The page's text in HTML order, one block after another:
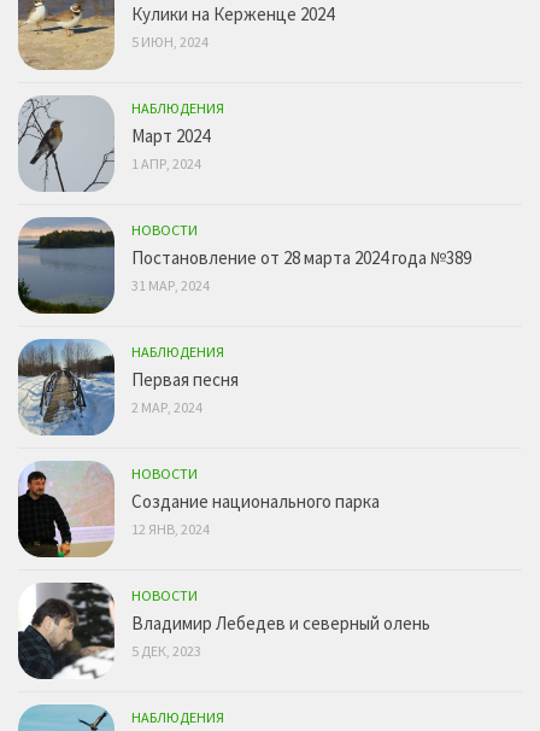
Кулики на Керженце 2024
5 ИЮН, 2024
НАБЛЮДЕНИЯ
Март 2024
1 АПР, 2024
НОВОСТИ
Постановление от 28 марта 2024 года №389
31 МАР, 2024
НАБЛЮДЕНИЯ
Первая песня
2 МАР, 2024
НОВОСТИ
Создание национального парка
12 ЯНВ, 2024
НОВОСТИ
Владимир Лебедев и северный олень
5 ДЕК, 2023
НАБЛЮДЕНИЯ